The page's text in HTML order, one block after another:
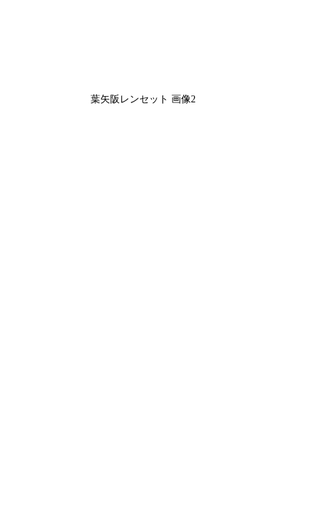
葉矢阪レンセット 画像2